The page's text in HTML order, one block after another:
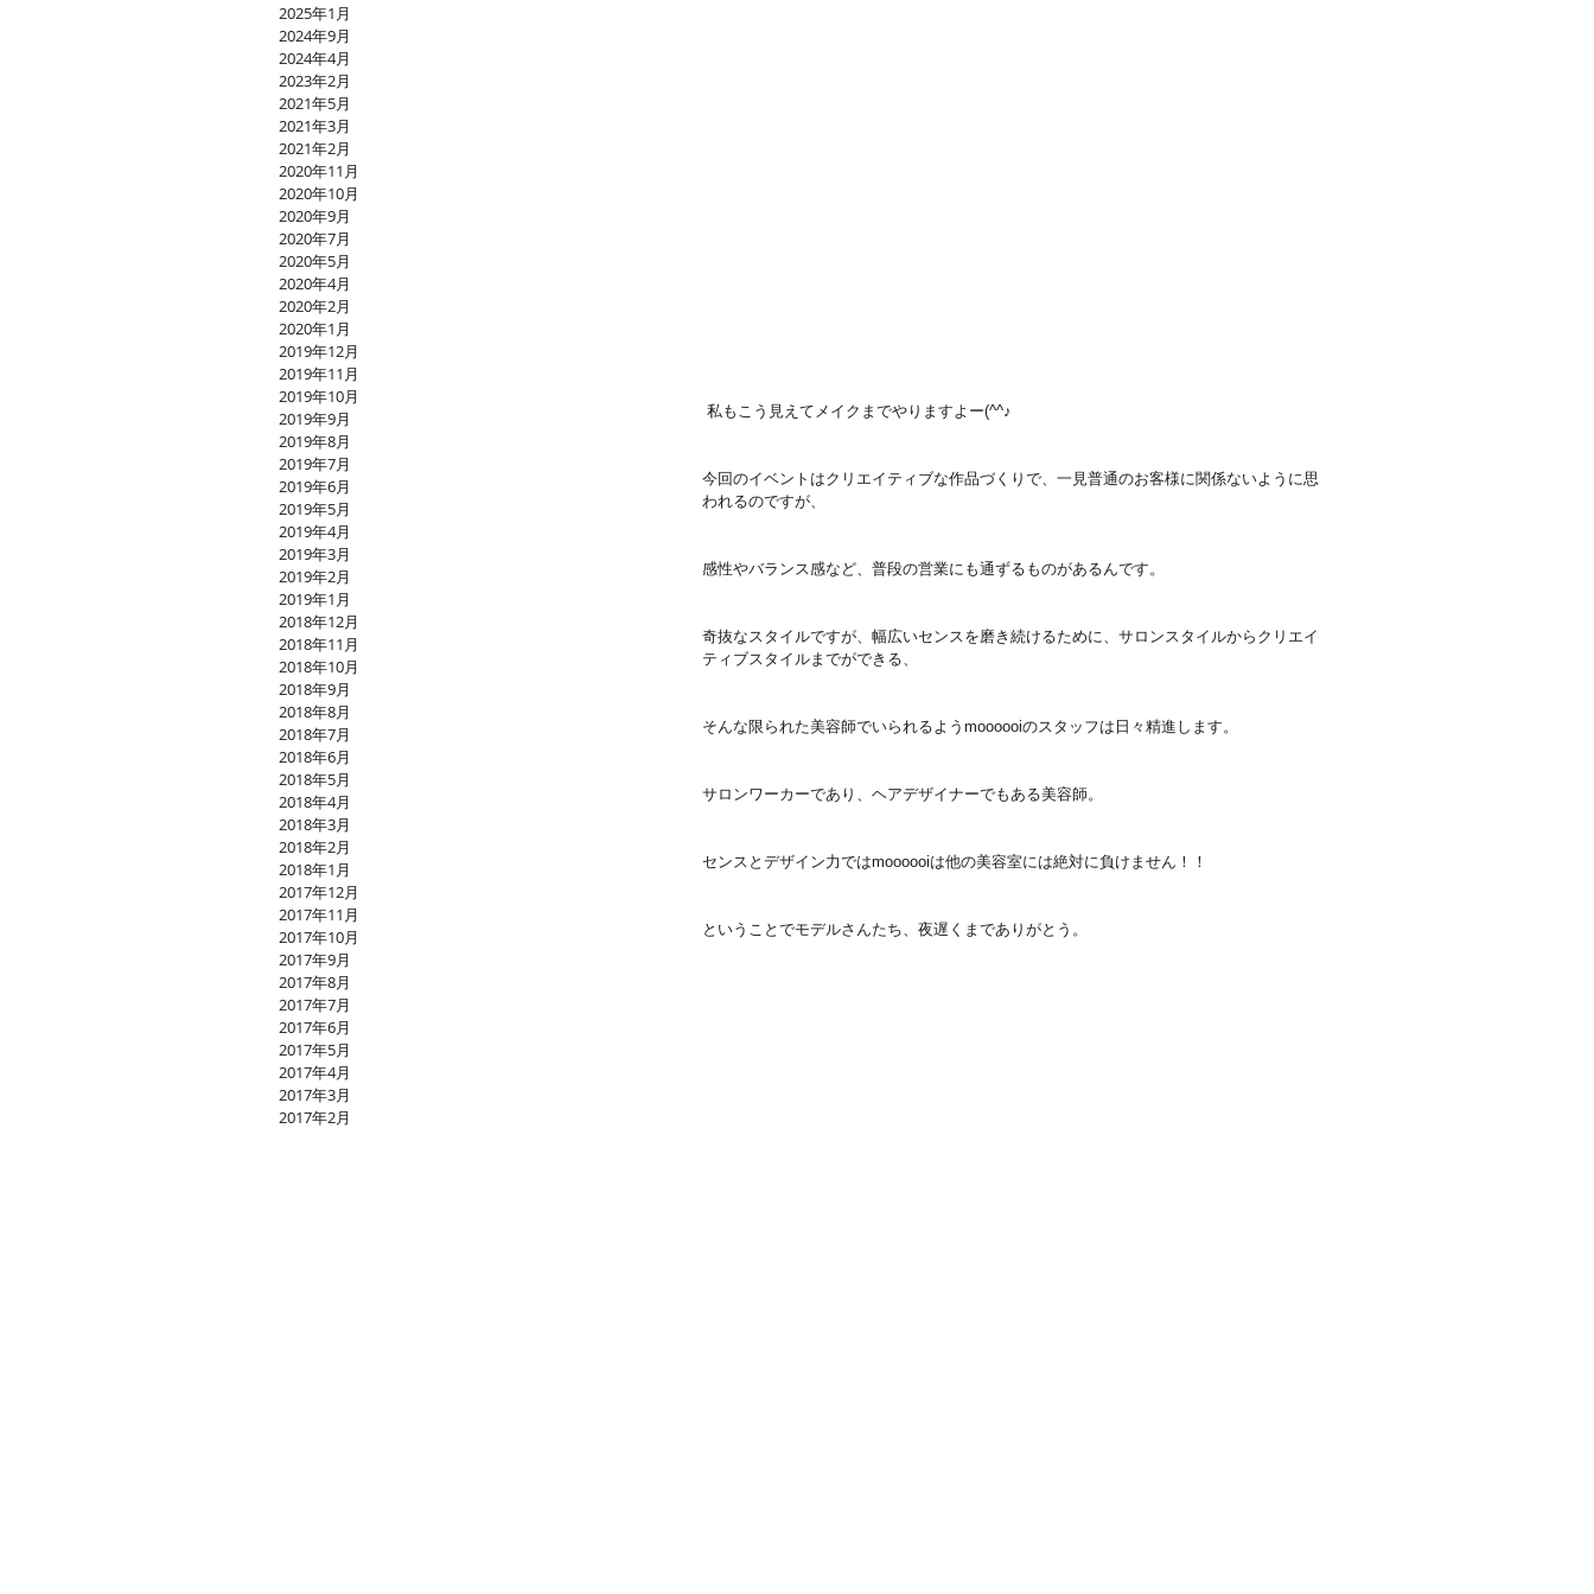
2025年1月
2024年9月
2024年4月
2023年2月
2021年5月
2021年3月
2021年2月
2020年11月
2020年10月
2020年9月
2020年7月
2020年5月
2020年4月
2020年2月
2020年1月
2019年12月
2019年11月
2019年10月
2019年9月
2019年8月
2019年7月
2019年6月
2019年5月
2019年4月
2019年3月
2019年2月
2019年1月
2018年12月
2018年11月
2018年10月
2018年9月
2018年8月
2018年7月
2018年6月
2018年5月
2018年4月
2018年3月
2018年2月
2018年1月
2017年12月
2017年11月
2017年10月
2017年9月
2017年8月
2017年7月
2017年6月
2017年5月
2017年4月
2017年3月
2017年2月
私もこう見えてメイクまでやりますよー(^^♪
今回のイベントはクリエイティブな作品づくりで、一見普通のお客様に関係ないように思
われるのですが、
感性やバランス感など、普段の営業にも通ずるものがあるんです。
奇抜なスタイルですが、幅広いセンスを磨き続けるために、サロンスタイルからクリエイ
ティブスタイルまでができる、
そんな限られた美容師でいられるようmoooooiのスタッフは日々精進します。
サロンワーカーであり、ヘアデザイナーでもある美容師。
センスとデザイン力ではmoooooiは他の美容室には絶対に負けません！！
ということでモデルさんたち、夜遅くまでありがとう。